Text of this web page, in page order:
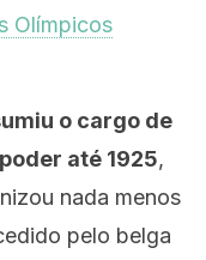
Olímpicos
o cargo de
até 1925,
nada menos
pelo belga